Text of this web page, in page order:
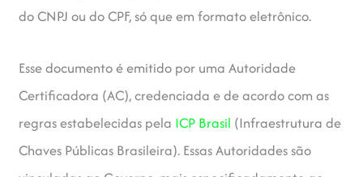
do CNPJ ou do CPF, só que em formato eletrônico.
Esse documento é emitido por uma Autoridade
Certificadora (AC), credenciada e de acordo com as
regras estabelecidas pela ICP Brasil (Infraestrutura de
Chaves Públicas Brasileira). Essas Autoridades são